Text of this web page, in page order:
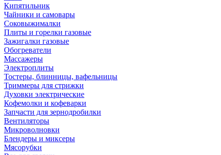
Кипятильник
Чайники и самовары
Соковыжималки
Плиты и горелки газовые
Зажигалки газовые
Обогреватели
Массажеры
Электроплиты
Тостеры, блинницы, вафельницы
Триммеры для стрижки
Духовки электрические
Кофемолки и кофеварки
Запчасти для зернодробилки
Вентиляторы
Микроволновки
Блендеры и миксеры
Мясорубки